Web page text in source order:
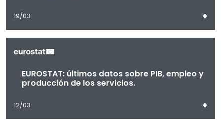
19/03 +
EUROSTAT: últimos datos sobre PIB, empleo y
producción de los servicios.
12/03 +